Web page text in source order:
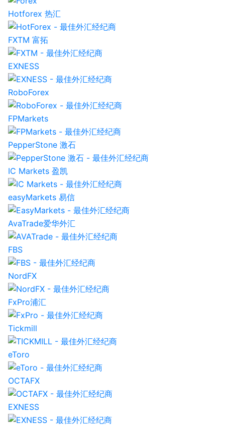
Hotforex 热汇
FXTM 富拓
EXNESS
RoboForex
FPMarkets
PepperStone 激石
IC Markets 盈凯
easyMarkets 易信
AvaTrade爱华外汇
FBS
NordFX
FxPro浦汇
Tickmill
eToro
OCTAFX
EXNESS